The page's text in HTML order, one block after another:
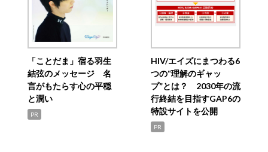
「ことだま」宿る羽生
結弦のメッセージ 名
言がもたらす心の平穏
と潤い
PR
HIV/エイズにまつわる6
つの“理解のギャッ
プ”とは？ 2030年の流
行終結を目指すGAP6の
特設サイトを公開
PR